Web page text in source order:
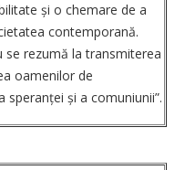
și o chemare de a
contemporană.
se rezumă la transmiterea
oamenilor de
speranței și a comuniunii”.